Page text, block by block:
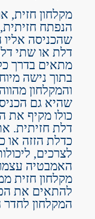
מקלחון חזית,
הנפתח
שהכניסה אליו
דלת או שתי
מתאים בדרך
בתוך נישה
והמקלחון
שהיא גם
כולו מקיף את
דלת חזיתית.
כדלת הזזה
לצרכים,
האמבטיה עצמו.
מקלחון חזית
להתאים את
המקלחון